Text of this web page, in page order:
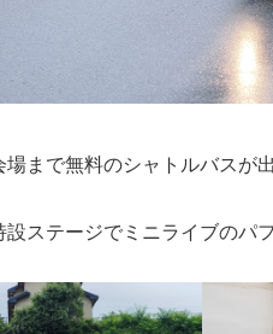
まで無料のシャトルバスが
ステージでミニライブのパ